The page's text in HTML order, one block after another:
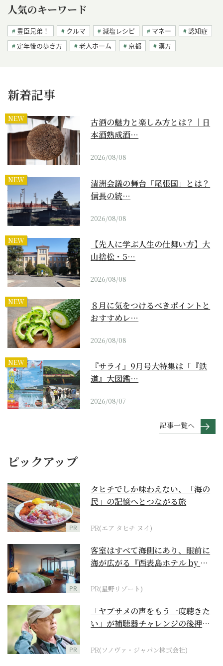
人気のキーワード
豊臣兄弟！ クルマ 減塩レシピ マネー
認知症
定年後の歩き方
老人ホーム 京都 漢方
新着記事
NEW
古酒の魅力と楽しみ方とは？｜日
本酒熟成酒…
2026/08/08
NEW
清洲会議の舞台「尾張国」とは？
信長の統…
2026/08/08
NEW
【先人に学ぶ人生の仕舞い方】大
山捨松・5…
2026/08/08
NEW
８月に気をつけるべきポイントと
おすすめレ…
2026/08/08
NEW
『サライ』9月号大特集は「『鉄
道』大図鑑…
2026/08/07
記事一覧へ
ピックアップ
PR
タヒチでしか味わえない、「海の
民」の記憶へとつながる旅
PR(エア タヒチ ヌイ)
PR
客室はすべて海側にあり、眼前に
海が広がる『西表島ホテル by 星
PR(星野リゾート)
PR
「ヤブサメの声をもう一度聴きた
い」が補聴器チャレンジの後押し
PR(ソノヴァ・ジャパン株式会社)